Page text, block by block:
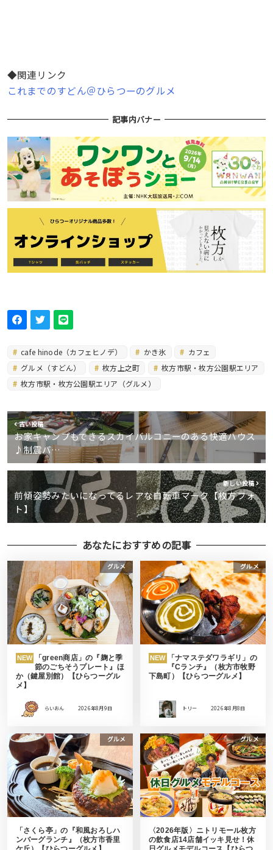
◆関連リンク
これまでのすどん＠ひらつーのグルメ
記事内バナー
cafe hinode（カフェヒノデ） かき氷
カフェ
グルメ（すどん）
枚方上之町
枚方市駅・枚方公園駅エリア
枚方市駅・枚方公園駅エリア（グルメ）
古い投稿
お家キャンプもできるスカイバルコニーのある快適ハウス
♪制震バ…
新しい投稿
前傾姿勢みたいになってるレアな自転車マーク【枚方フォ
ト】
あなたにおすすめの記事
グルメ
NEW
「green商店」の『麹と季
節のごちそうプレート』ほ
か（鍵屋別館）【ひらつーグル
メ】
らいおん 2026年8月9日
グルメ
NEW
「ナマステダワラギリ」の
『Cランチ』（枚方市牧野
下島町）【ひらつーグルメ】
トリー 2026年8月8日
グルメ
「さくら亭」の『和風おろしハ
ンバーグランチ』（枚方市香里
グルメ
〈2026年版〉ニトリモール枚方
の飲食店14店舗イッキ見せ！休